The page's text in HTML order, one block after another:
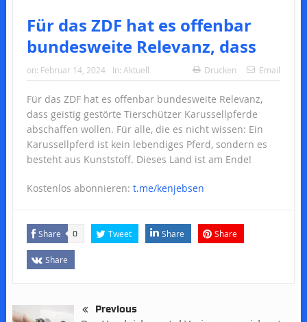
Für das ZDF hat es offenbar
bundesweite Relevanz, dass
on: Februar 14, 2024 In: Aktuell Drucken Email
Für das ZDF hat es offenbar bundesweite Relevanz,
dass geistig gestörte Tierschützer Karussellpferde
abschaffen wollen. Für alle, die es nicht wissen: Ein
Karussellpferd ist kein lebendiges Pferd, sondern es
besteht aus Kunststoff. Dieses Land ist am Ende!
Kostenlos abonnieren: t.me/kenjebsen
Share 0 Tweet Share Share
Share
Previous